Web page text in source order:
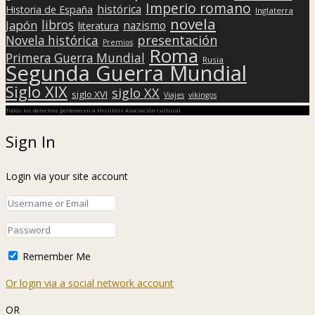
Historia de España histórica Imperio romano Inglaterra
Japón libros literatura nazismo novela
Novela histórica Premios presentación
Primera Guerra Mundial Roma Rusia
Segunda Guerra Mundial
Siglo XIX siglo XVI siglo XX Viajes vikingos
Todos los derechos pertenecen a Hislibris Asociación cultural
Sign In
Login via your site account
Remember Me
Or login via a social network account
OR